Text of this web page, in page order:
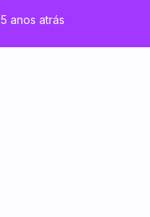
5 anos atrás